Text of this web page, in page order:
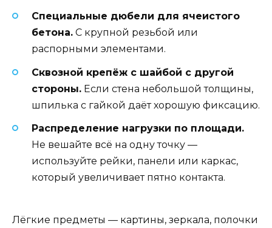
Специальные дюбели для ячеистого
бетона. С крупной резьбой или
распорными элементами.
Сквозной крепёж с шайбой с другой
стороны. Если стена небольшой толщины,
шпилька с гайкой даёт хорошую фиксацию.
Распределение нагрузки по площади.
Не вешайте всё на одну точку —
используйте рейки, панели или каркас,
который увеличивает пятно контакта.
Лёгкие предметы — картины, зеркала, полочки